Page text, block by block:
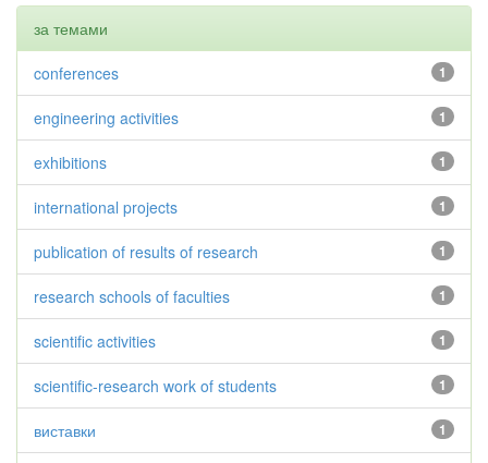
за темами
1
conferences
1
engineering activities
1
exhibitions
1
international projects
1
publication of results of research
1
research schools of faculties
1
scientific activities
1
scientific-research work of students
1
виставки